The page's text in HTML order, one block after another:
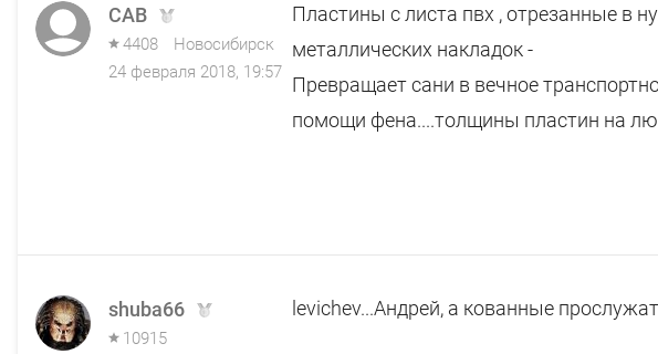
САВ
4408
Новосибирск
24 февраля 2018, 19:57
Пластины с листа пвх , отрезанные в
металлических накладок -
Превращает сани в вечное
помощи фена....толщины пластин на
shuba66
10915
levichev...Андрей, а кованные